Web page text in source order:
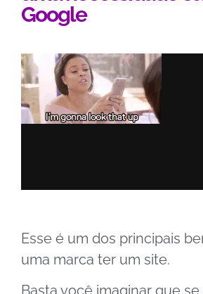
Google
Esse é um dos principais
uma marca ter um site.